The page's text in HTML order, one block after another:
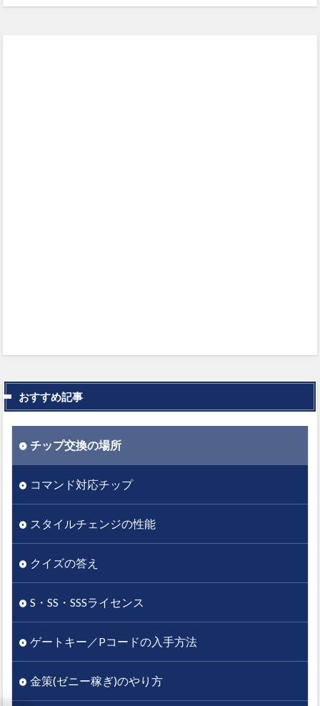
おすすめ記事
チップ交換の場所
コマンド対応チップ
スタイルチェンジの性能
クイズの答え
S・SS・SSSライセンス
ゲートキー／Pコードの入手方法
金策(ゼニー稼ぎ)のやり方